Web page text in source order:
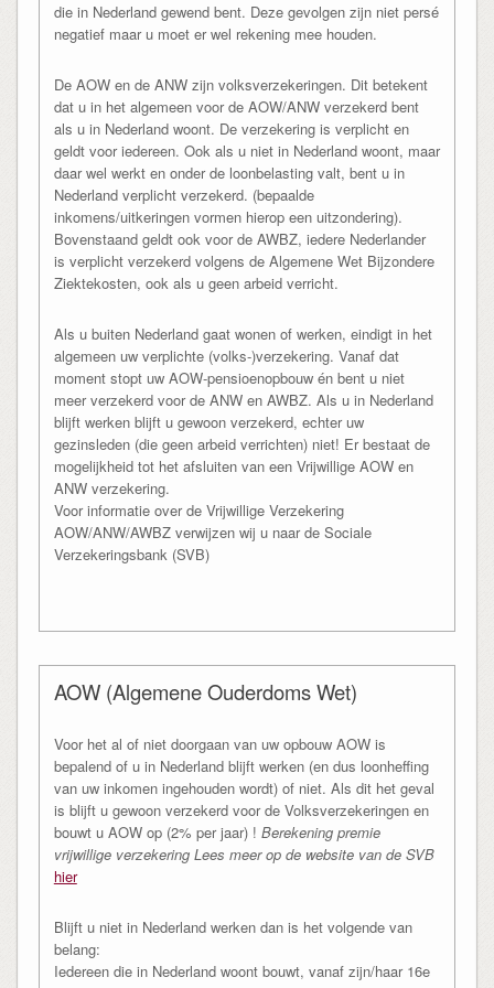
die in Nederland gewend bent. Deze gevolgen zijn niet persé
negatief maar u moet er wel rekening mee houden.
De AOW en de ANW zijn volksverzekeringen. Dit betekent
dat u in het algemeen voor de AOW/ANW verzekerd bent
als u in Nederland woont. De verzekering is verplicht en
geldt voor iedereen. Ook als u niet in Nederland woont, maar
daar wel werkt en onder de loonbelasting valt, bent u in
Nederland verplicht verzekerd. (bepaalde
inkomens/uitkeringen vormen hierop een uitzondering).
Bovenstaand geldt ook voor de AWBZ, iedere Nederlander
is verplicht verzekerd volgens de Algemene Wet Bijzondere
Ziektekosten, ook als u geen arbeid verricht.
Als u buiten Nederland gaat wonen of werken, eindigt in het
algemeen uw verplichte (volks-)verzekering. Vanaf dat
moment stopt uw AOW-pensioenopbouw én bent u niet
meer verzekerd voor de ANW en AWBZ. Als u in Nederland
blijft werken blijft u gewoon verzekerd, echter uw
gezinsleden (die geen arbeid verrichten) niet! Er bestaat de
mogelijkheid tot het afsluiten van een Vrijwillige AOW en
ANW verzekering.
Voor informatie over de Vrijwillige Verzekering
AOW/ANW/AWBZ verwijzen wij u naar de Sociale
Verzekeringsbank (SVB)
AOW (Algemene Ouderdoms Wet)
Voor het al of niet doorgaan van uw opbouw AOW is
bepalend of u in Nederland blijft werken (en dus loonheffing
van uw inkomen ingehouden wordt) of niet. Als dit het geval
is blijft u gewoon verzekerd voor de Volksverzekeringen en
bouwt u AOW op (2% per jaar) ! Berekening premie
vrijwillige verzekering Lees meer op de website van de SVB
hier
Blijft u niet in Nederland werken dan is het volgende van
belang:
Iedereen die in Nederland woont bouwt, vanaf zijn/haar 16e